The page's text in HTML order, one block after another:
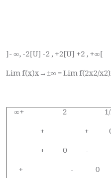
]- ∞, -2[U] -2 , +2[U] +2 , +∞[
Lim f(x)x→±∞ = Lim f(2x2/
2
+∞
+
+
-
0
+
0
-
+